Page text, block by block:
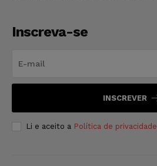
Inscreva-se
INSCREVER
Li e aceito a Política de privacidade